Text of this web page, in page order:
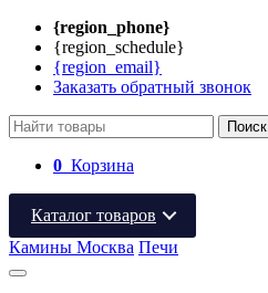
{region_phone}
{region_schedule}
{region_email}
Заказать обратный звонок
Поиск
0 Корзина
Каталог товаров
Камины Москва Печи